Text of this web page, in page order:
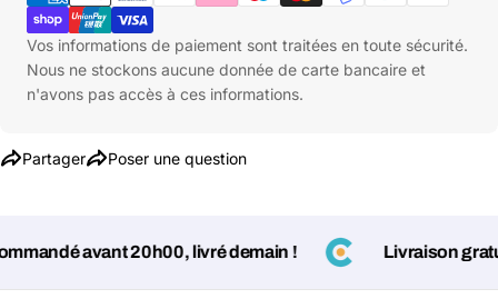
paiement
Vos informations de paiement sont traitées en toute sécurité.
Nous ne stockons aucune donnée de carte bancaire et
n'avons pas accès à ces informations.
Partager Poser une question
avant 20h00, livré demain ! Livraison